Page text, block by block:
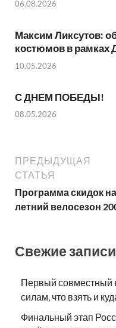
06.08.2026
Максим Ликсутов:
костюмов в рамках
10.05.2026
С ДНЕМ ПОБЕДЫ!
08.05.2026
ПРЕДЫДУЩАЯ
СТАТЬЯ
Программа скидок на
летний велосезон
Свежие записи
Первый совместный
силам, что взять и
Финальный этап